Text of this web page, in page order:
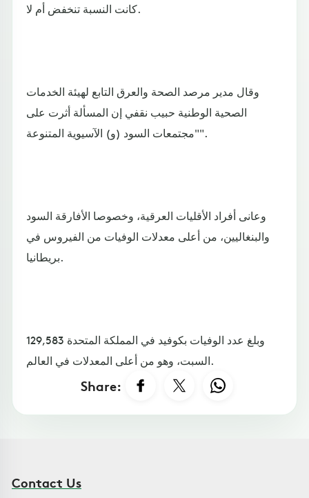
كانت النسبة تنخفض أم لا.
وقال مدير مرصد الصحة والعرق التابع لهيئة الخدمات
الصحية الوطنية حبيب نقفي إن المسألة أثرت على
"مجتمعات السود (و) الآسيوية المتنوعة".
وعانى أفراد الأقليات العرقية، وخصوصا الأفارقة السود
والبنغاليين، من أعلى معدلات الوفيات من الفيروس في
بريطانيا.
وبلغ عدد الوفيات بكوفيد في المملكة المتحدة 129,583
السبت، وهو من أعلى المعدلات في العالم.
Share:
Contact Us